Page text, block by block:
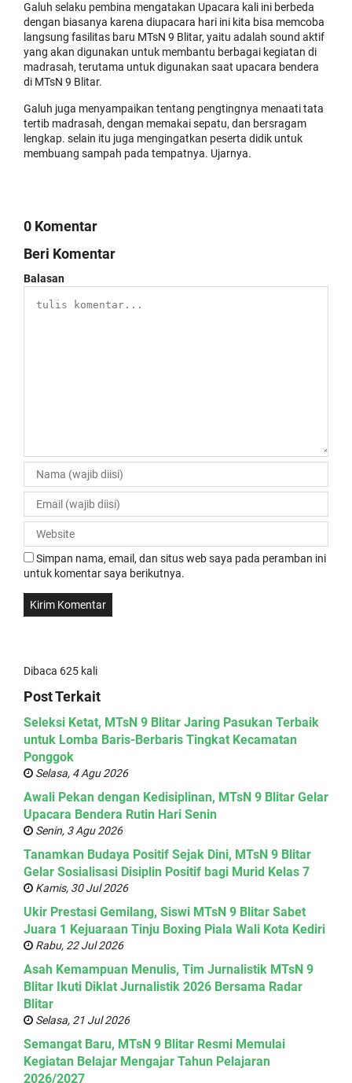
Galuh selaku pembina mengatakan Upacara kali ini berbeda
dengan biasanya karena diupacara hari ini kita bisa memcoba
langsung fasilitas baru MTsN 9 Blitar, yaitu adalah sound aktif
yang akan digunakan untuk membantu berbagai kegiatan di
madrasah, terutama untuk digunakan saat upacara bendera
di MTsN 9 Blitar.
Galuh juga menyampaikan tentang pengtingnya menaati tata
tertib madrasah, dengan memakai sepatu, dan bersragam
lengkap. selain itu juga mengingatkan peserta didik untuk
membuang sampah pada tempatnya. Ujarnya.
0 Komentar
Beri Komentar
Balasan
Simpan nama, email, dan situs web saya pada peramban ini
untuk komentar saya berikutnya.
Dibaca 625 kali
Post Terkait
Seleksi Ketat, MTsN 9 Blitar Jaring Pasukan Terbaik
untuk Lomba Baris-Berbaris Tingkat Kecamatan
Ponggok
Selasa, 4 Agu 2026
Awali Pekan dengan Kedisiplinan, MTsN 9 Blitar Gelar
Upacara Bendera Rutin Hari Senin
Senin, 3 Agu 2026
Tanamkan Budaya Positif Sejak Dini, MTsN 9 Blitar
Gelar Sosialisasi Disiplin Positif bagi Murid Kelas 7
Kamis, 30 Jul 2026
Ukir Prestasi Gemilang, Siswi MTsN 9 Blitar Sabet
Juara 1 Kejuaraan Tinju Boxing Piala Wali Kota Kediri
Rabu, 22 Jul 2026
Asah Kemampuan Menulis, Tim Jurnalistik MTsN 9
Blitar Ikuti Diklat Jurnalistik 2026 Bersama Radar
Blitar
Selasa, 21 Jul 2026
Semangat Baru, MTsN 9 Blitar Resmi Memulai
Kegiatan Belajar Mengajar Tahun Pelajaran
2026/2027